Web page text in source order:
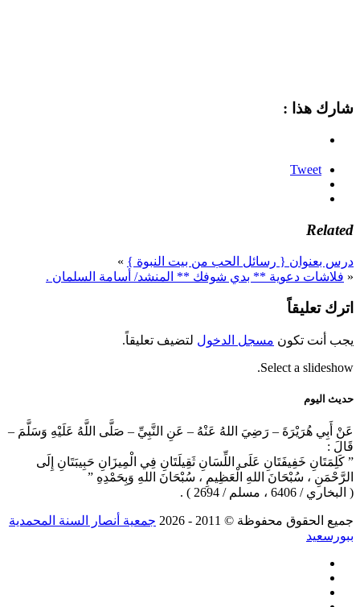
شارك هذا :
Tweet
Related
درس بعنوان { رسائل الحب من بيت النبوة } »
« فلاشات دعوية ** بدي شوفك ** المنشد/ أسامة السلمان .
اترك تعليقاً
يجب أنت تكون مسجل الدخول لتضيف تعليقاً.
Select a slideshow.
حديث اليوم
عَنْ أَبِي هُرَيْرَةَ – رَضِيَ اللهُ عَنْهُ – عَنِ النَّبِيِّ – صَلَّى اللَّهُ عَلَيْهِ وَسَلَّمَ –
قَالَ :
” كَلِمَتَانِ خَفِيفَتَانِ عَلَى اللِّسَانِ ثَقِيلَتَانِ فِي الْمِيزَانِ حَبِيبَتَانِ إِلَى
الرَّحْمَنِ ، سُبْحَانَ اللهِ الْعَظِيمِ ، سُبْحَانَ اللهِ وَبِحَمْدِهِ ”
( البخاري / 6406 ، مسلم / 2694 ) .
جميع الحقوق محفوظة © 2011 ‐ 2026
جمعية أنصار السنة المحمدية
ببورسعيد